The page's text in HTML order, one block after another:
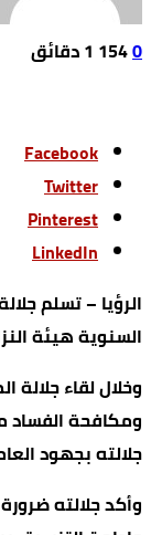
0
154 1 ‫دقائق‬
Facebook
Twitter
Pinterest
LinkedIn
الرؤيا – تسلم
السنوية هيئة
وخلال لقاء
ومكافحة الفساد
جلالته بجهود
وأكد جلالته